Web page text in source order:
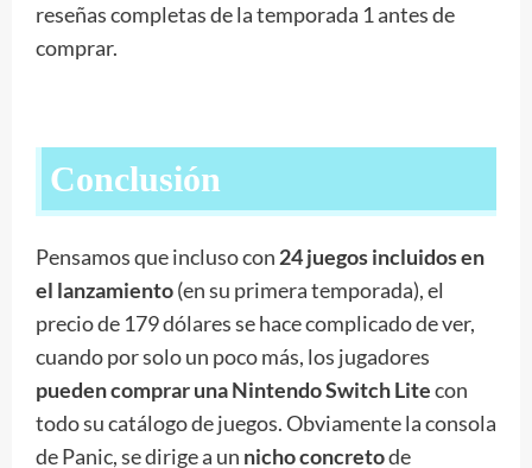
reseñas completas de la temporada 1 antes de
comprar.
Conclusión
Pensamos que incluso con 24 juegos incluidos en
el lanzamiento(en su primera temporada), el
precio de 179 dólares se hace complicado de ver,
cuando por solo un poco más, los jugadores
pueden comprar una Nintendo Switch Litecon
todo su catálogo de juegos. Obviamente la consola
de Panic, se dirige a un nicho concretode